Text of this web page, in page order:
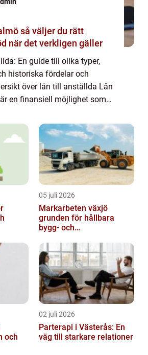
du rätt
när det verkligen gäller
En guide till olika typer,
historiska fördelar och
över lån till anställda Lån
en finansiell möjlighet som
anställda k...
05 juli 2026
Markarbeten växjö
grunden för hållbara
bygg- och
och
02 juli 2026
Parterapi i Västerås: En
väg till starkare relationer